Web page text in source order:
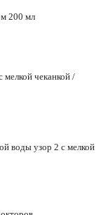
200 мл
чеканкой /
воды узор 2 с мелкой